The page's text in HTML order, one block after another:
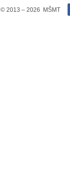
© 2013 – 2026 MŠMT